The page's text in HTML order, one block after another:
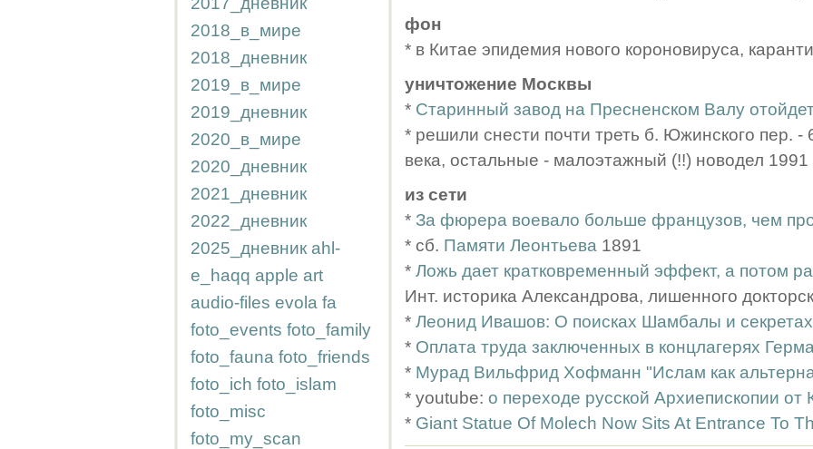
2018_в_мире
2018_дневник
2019_в_мире
2019_дневник
2020_в_мире
2020_дневник
2021_дневник
2022_дневник
2025_дневник ahl-
e_haqq apple art
audio-files evola fa
foto_events foto_family
foto_fauna foto_friends
foto_ich foto_islam
foto_misc
foto_my_scan
фон
* в Китае эпидемия нового короновируса,
уничтожение Москвы
* Старинный завод на Пресненском Валу
* решили снести почти треть б. Южинского пер. -
века, остальные - малоэтажный (!!) новодел 1991
из сети
* За фюрера воевало больше французов, чем
* сб. Памяти Леонтьева 1891
* Ложь дает кратковременный эффект, а потом
Инт. историка Александрова, лишенного
* Леонид Ивашов: О поисках Шамбалы и
* Оплата труда заключенных в концлагерях
* Мурад Вильфрид Хофманн "Ислам как
* youtube: о переходе русской Архиепископии от
* Giant Statue Of Molech Now Sits At Entrance To